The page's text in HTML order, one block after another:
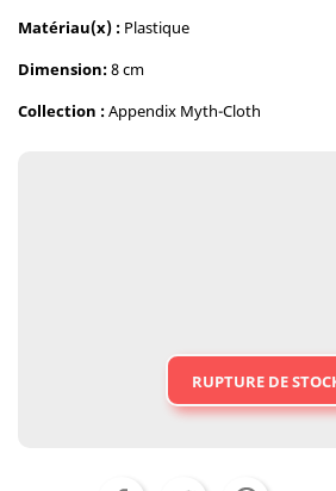
Matériau(x) : Plastique
Dimension:8 cm
Collection :Appendix Myth-Cloth
RUPTURE DE